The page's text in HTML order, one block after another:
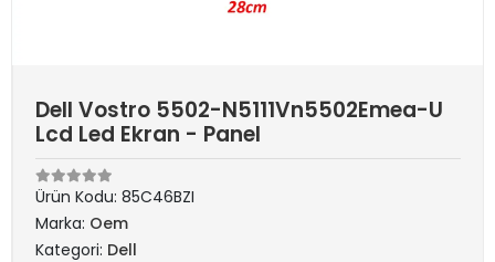
Dell Vostro 5502-N5111Vn5502Emea-U
Lcd Led Ekran - Panel
Ürün Kodu: 85C46BZI
Marka: Oem
Kategori: Dell